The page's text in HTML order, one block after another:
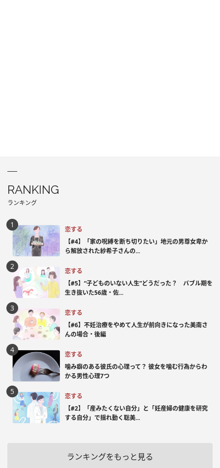
RANKING
ランキング
恋する
【#4】「家の呪縛を断ち切りたい」地元の男尊女卑か
ら解放された紗希子さんの...
恋する
【#5】“子どものいない人生”どうだった？ バブル期を
生き抜いた56歳・佐...
恋する
【#6】不妊治療をやめて人生が前向きになった美南さ
んの場合・後編
恋する
噛み癖のある彼氏の心理って？ 彼女を噛む行為からわ
かる男性心理7つ
恋する
【#2】「産みたくない自分」と「妊産婦の健康を研究
する自分」で揺れ動く聡美...
ランキングをもっと見る